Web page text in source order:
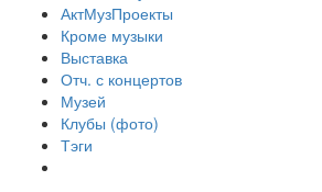
АктМузПроекты
Кроме музыки
Выставка
Отч. с концертов
Музей
Клубы (фото)
Тэги